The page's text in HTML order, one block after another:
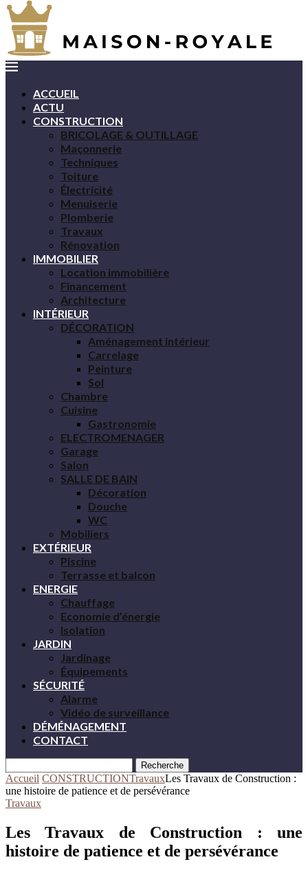
ACCUEIL
ACTU
CONSTRUCTION
BRICOLAGE & OUTILLAGE
Maçonnerie
Techniques
Toiture
Électricité
Menuiserie
Plomberie
Travaux
Rénovation
IMMOBILIER
Location immobilière
Financement
Architecture
INTÉRIEUR
DÉCORATION
Aménagement intérieur
Carrelage
Peinture
Sol
Chambre
Cuisine
Gastronomie
ELECTROMENAGER
Garage
Salon
SALLE DE BAIN
Décoration
Douche
WC
Mobiliers
EXTÉRIEUR
Piscine
Terrasse et balcon
ENERGIE
Chauffage
Economie d’énergie
Isolation
JARDIN
Jardinage
Équipements
SÉCURITÉ
Alarme
Vidéo de surveillance
DÉMÉNAGEMENT
CONTACT
Recherche
Accueil CONSTRUCTIONTravauxLes Travaux de Construction :
une histoire de patience et de persévérance
Travaux
Les Travaux de Construction : une
histoire de patience et de persévérance